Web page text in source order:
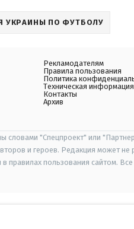
УКРАИНЫ ПО ФУТБОЛУ
Рекламодателям
Правила пользования
Политика
Техническая информация
Контакты
Архив
словами "Спецпроект" или
и героев. Редакция может не
правилах пользования сайтом.